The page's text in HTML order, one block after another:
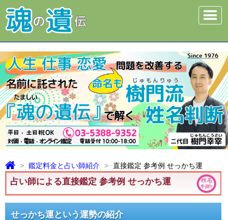
メ
ニ
ー
鑑定料金と占い師紹介 直接鑑定 参考例 せっかち運
占い師による直接鑑定 参考例 せっかち運
せっかち運という運勢の紹介